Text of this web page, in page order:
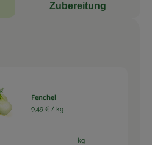
Zubereitung
Fenchel
9,49 € / kg
kg